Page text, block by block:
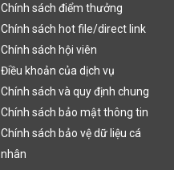
Chính sách điểm thưởng
Chính sách hot file/direct link
Chính sách hội viên
Điều khoản của dịch vụ
Chính sách và quy định chung
Chính sách bảo mật thông tin
Chính sách bảo vệ dữ liệu cá
nhân